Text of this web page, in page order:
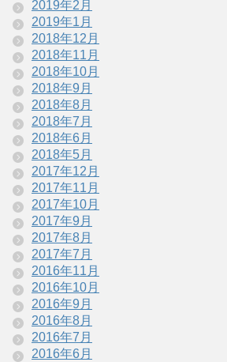
2019年2月
2019年1月
2018年12月
2018年11月
2018年10月
2018年9月
2018年8月
2018年7月
2018年6月
2018年5月
2017年12月
2017年11月
2017年10月
2017年9月
2017年8月
2017年7月
2016年11月
2016年10月
2016年9月
2016年8月
2016年7月
2016年6月